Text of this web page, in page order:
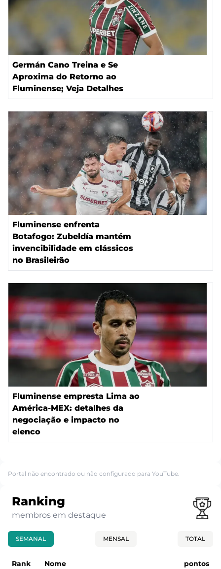
Germán Cano Treina e Se
Aproxima do Retorno ao
Fluminense; Veja Detalhes
Fluminense enfrenta
Botafogo: Zubeldía mantém
invencibilidade em clássicos
no Brasileirão
Fluminense empresta Lima ao
América-MEX: detalhes da
negociação e impacto no
elenco
Portal não encontrado ou não configurado para YouTube.
Ranking
membros em destaque
SEMANAL MENSAL TOTAL
Rank Nome pontos